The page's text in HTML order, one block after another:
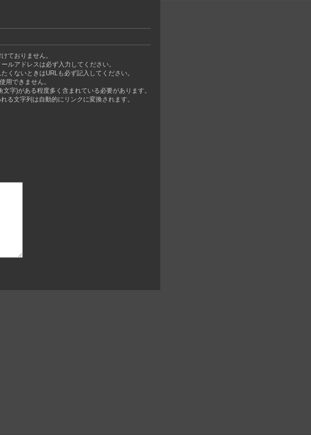
ておりません。
ルアドレスは必ず入力してください。
くないときはURLも必ず記入してください。
用できません。
字)がある程度多く含まれている必要があります。
る文字列は自動的にリンクに変換されます。